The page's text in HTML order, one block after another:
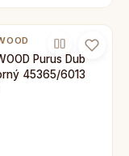
Purus Dub
45365/6013